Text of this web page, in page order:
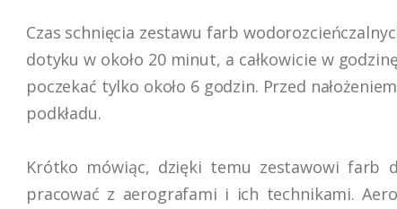
Czas schnięcia zestawu farb
dotyku w około 20 minut, a całkowicie w
poczekać tylko około 6 godzin. Przed
podkładu.
Krótko mówiąc, dzięki temu zestawowi farb
pracować z aerografami i ich technikami.